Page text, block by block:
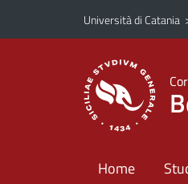
Vai al contenuto principale
Vai al menu di navigazione
Università di Catania
Home